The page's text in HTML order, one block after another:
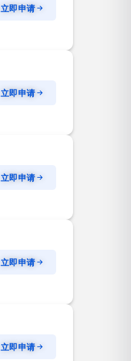
立即申请
立即申请
立即申请
立即申请
立即申请